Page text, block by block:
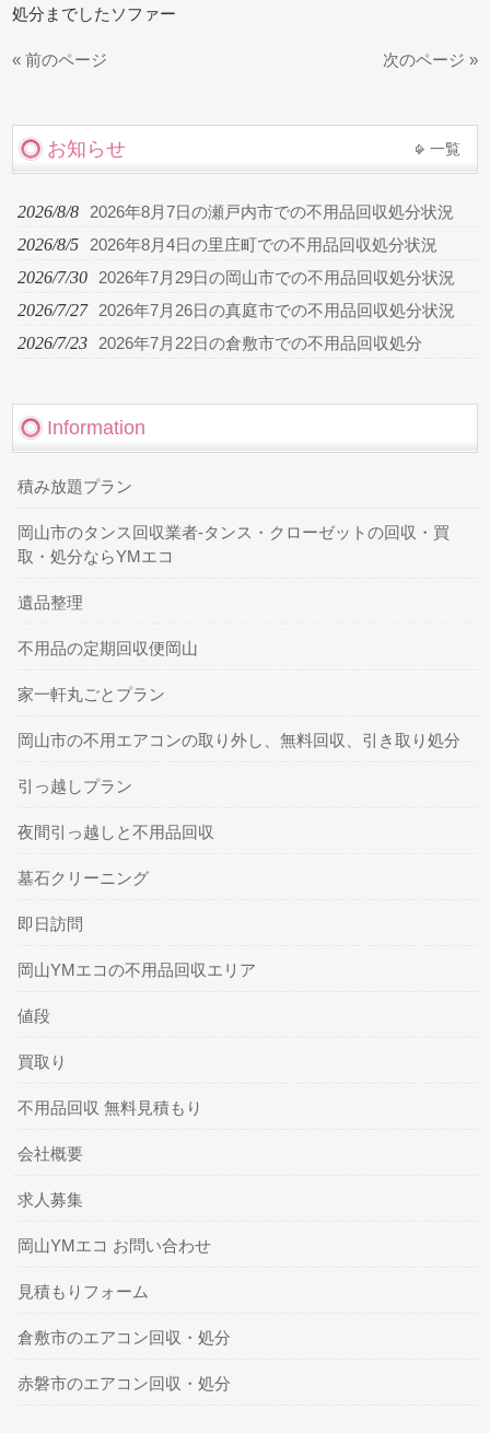
処分までしたソファー
« 前のページ 次のページ »
お知らせ 一覧
2026/8/8 2026年8月7日の瀬戸内市での不用品回収処分状況
2026/8/5 2026年8月4日の里庄町での不用品回収処分状況
2026/7/30 2026年7月29日の岡山市での不用品回収処分状況
2026/7/27 2026年7月26日の真庭市での不用品回収処分状況
2026/7/23 2026年7月22日の倉敷市での不用品回収処分
Information
積み放題プラン
岡山市のタンス回収業者-タンス・クローゼットの回収・買
取・処分ならYMエコ
遺品整理
不用品の定期回収便岡山
家一軒丸ごとプラン
岡山市の不用エアコンの取り外し、無料回収、引き取り処分
引っ越しプラン
夜間引っ越しと不用品回収
墓石クリーニング
即日訪問
岡山YMエコの不用品回収エリア
値段
買取り
不用品回収 無料見積もり
会社概要
求人募集
岡山YMエコ お問い合わせ
見積もりフォーム
倉敷市のエアコン回収・処分
赤磐市のエアコン回収・処分